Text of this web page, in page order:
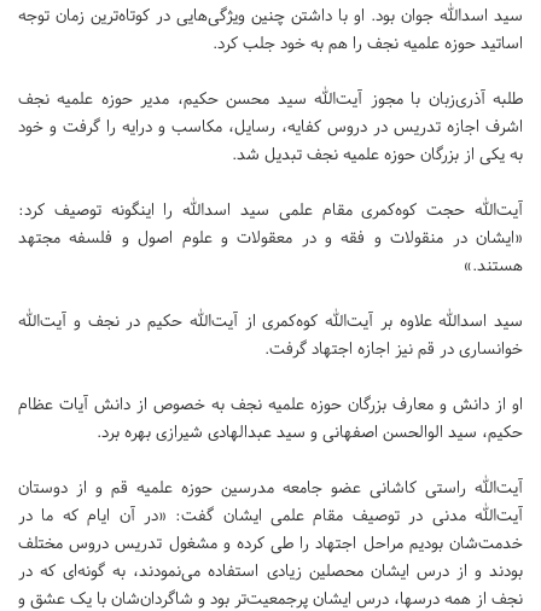
سید اسدالله جوان بود. او با داشتن چنین ویژگی‌هایی در کوتاه‌ترین زمان توجه
اساتید حوزه علمیه نجف را هم به خود جلب کرد.
طلبه آذری‌زبان با مجوز آیت‌الله سید محسن حکیم، مدیر حوزه علمیه نجف
اشرف اجازه تدریس در دروس کفایه، رسایل، مکاسب و درایه را گرفت و خود
به یکی از بزرگان حوزه علمیه نجف تبدیل شد.
آیت‌الله حجت کوه‌کمری مقام علمی سید اسدالله را اینگونه توصیف کرد:
«ایشان در منقولات و فقه و در معقولات و علوم اصول و فلسفه ‌مجتهد
هستند.»
سید اسدالله علاوه بر آیت‌الله کوه‌کمری از آیت‌الله حکیم در نجف و آیت‌الله
خوانساری در قم نیز اجازه اجتهاد گرفت.
او از دانش و معارف بزرگان حوزه علمیه نجف به خصوص از دانش آیات عظام
حکیم، سید الوالحسن اصفهانی و سید عبدالهادی شیرازی بهره برد.
آیت‌الله راستی کاشانی عضو جامعه مدرسین حوزه علمیه قم و از دوستان
آیت‌الله مدنی در توصیف مقام علمی ایشان گفت: «در آن ایام که ما در
خدمت‌شان بودیم مراحل اجتهاد را طی کرده و مشغول تدریس دروس مختلف
بودند و از درس ایشان محصلین زیادی استفاده می‌نمودند، به گونه‌ای که در
نجف از همه درسها، ‌درس ایشان پرجمعیت‌تر بود ‌و شاگردان‌شان با یک عشق و